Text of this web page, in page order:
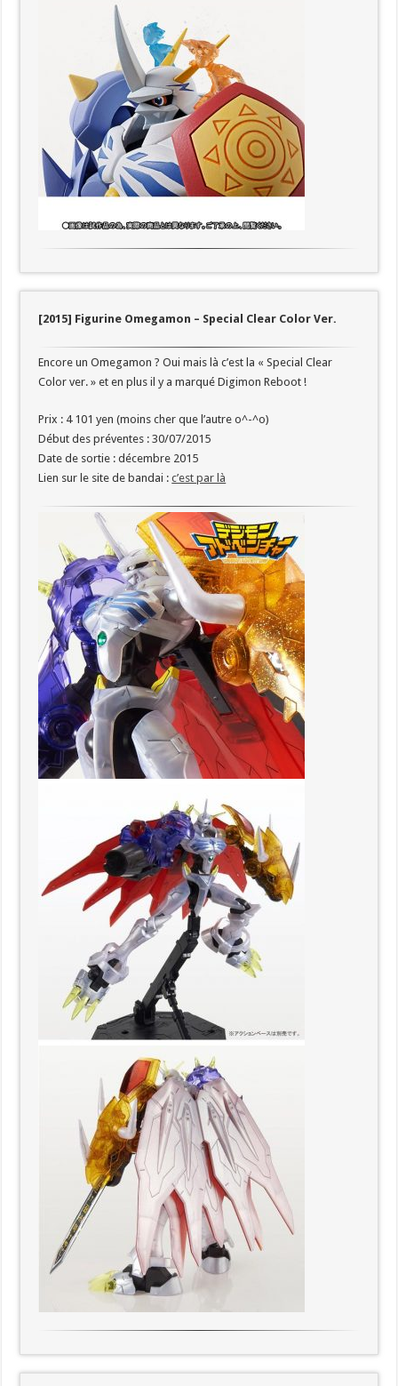
[2015] Figurine Omegamon – Special Clear Color Ver.
Encore un Omegamon ? Oui mais là c’est la « Special Clear
Color ver. » et en plus il y a marqué Digimon Reboot !
Prix : 4 101 yen (moins cher que l’autre o^-^o)
Début des préventes : 30/07/2015
Date de sortie : décembre 2015
Lien sur le site de bandai :c’est par là